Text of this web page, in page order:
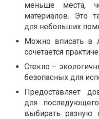
меньше места,
материалов. Это
для небольших
Можно вписать в
сочетается
Стекло –
безопасных для
Предоставляет
для
выбирать разную